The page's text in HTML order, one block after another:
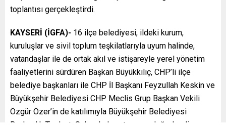
toplantısı gerçekleştirdi.
KAYSERİ (İGFA)- 16 ilçe belediyesi, ildeki kurum,
kuruluşlar ve sivil toplum teşkilatlarıyla uyum halinde,
vatandaşlar ile de ortak akıl ve istişareyle yerel yönetim
faaliyetlerini sürdüren Başkan Büyükkılıç, CHP’li ilçe
belediye başkanları ile CHP İl Başkanı Feyzullah Keskin ve
Büyükşehir Belediyesi CHP Meclis Grup Başkan Vekili
Özgür Özer’in de katılımıyla Büyükşehir Belediyesi
Başkanlık Toplantı Salonu’nda yatırım ve değerlendirme